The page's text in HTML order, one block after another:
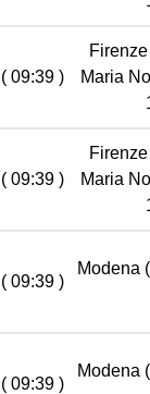
( 09:39 )
Maria
( 09:39 )
Maria
( 09:39 )
Modena
( 09:39 )
Modena